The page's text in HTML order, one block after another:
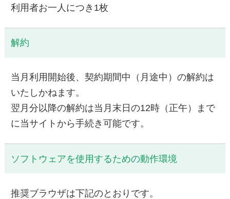
利用者お一人につき1枚
解約
当月利用開始後、契約期間中（月途中）の解約は
いたしかねます。
翌月分以降の解約は当月末日の12時（正午）まで
に当サイトから手続き可能です。
ソフトウェアを使用するための動作環境
推奨ブラウザは下記のとおりです。